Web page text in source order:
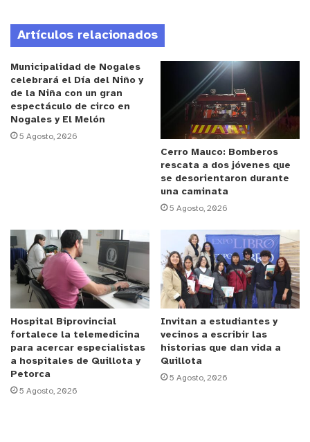
invernadero de hierbas medicinales, tal como lo
explica la coordinadora medioambiental de la
Escuela de Puyancón, Yarella Hurtado Gaete.
Anuncio Patrocinado
Cabe señalar que esta iniciativa de la Escuela
Puyancón, que cuenta con el apoyo de la Fundación
Aconcagua Región Sustentable y el
acompañamiento del Departamento de Medio
Ambiente de la Municipalidad de Ligua, es el único
proyecto de la región de Valparaíso, que deja una
obra civil instalada y en funcionamiento.
La ceremonia de inicio del proyecto, contó con la
presencia de directivos educacionales y de
apoderados del establecimiento, profesores,
asistentes de aula y alumnos, además de
representantes municipales de los departamentos
de Educación, Medio Ambiente y de Gabinete de
Alcaldía (este último en representación del alcalde
Artículos relacionados
Municipalidad de Nogales
celebrará el Día del Niño y
de la Niña con un gran
espectáculo de circo en
Nogales y El Melón
5 Agosto, 2026
Cerro Mauco: Bomberos
rescata a dos jóvenes que
se desorientaron durante
una caminata
5 Agosto, 2026
Hospital Biprovincial
fortalece la telemedicina
para acercar especialistas
a hospitales de Quillota y
Petorca
5 Agosto, 2026
Invitan a estudiantes y
vecinos a escribir las
historias que dan vida a
Quillota
5 Agosto, 2026